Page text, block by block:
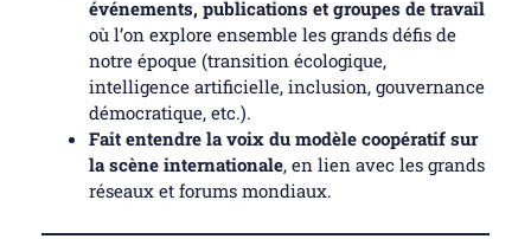
événements, publications et groupes de travail
où l’on explore ensemble les grands défis de
notre époque (transition écologique,
intelligence artificielle, inclusion, gouvernance
démocratique, etc.).
Fait entendre la voix du modèle coopératif sur
la scène internationale, en lien avec les grands
réseaux et forums mondiaux.